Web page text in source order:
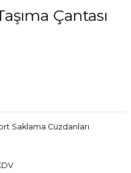
Çantası
Saklama Cüzdanları